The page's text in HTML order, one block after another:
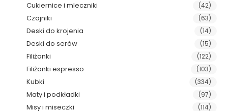
Cukiernice i mleczniki (42)
Czajniki (63)
Deski do krojenia (14)
Deski do serów (15)
Filiżanki (122)
Filiżanki espresso (103)
Kubki (334)
Maty i podkładki (97)
Misy i miseczki (114)